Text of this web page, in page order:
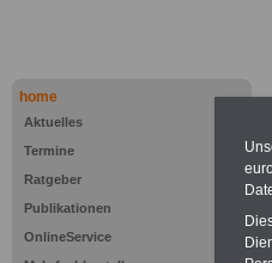
home
Aktuelles
Termine
Ratgeber
Publikationen
OnlineService